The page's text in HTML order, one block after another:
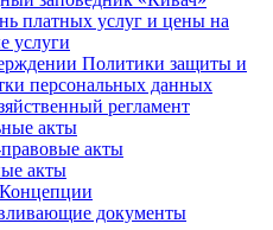
платных услуг и цены на
услуги
Политики защиты и
персональных данных
регламент
акты
акты
акты
документы